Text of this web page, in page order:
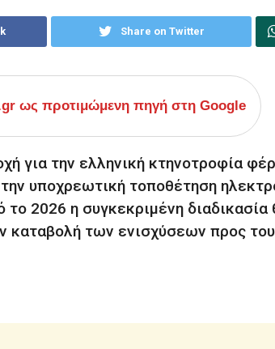
Share on Twitter
ως προτιμώμενη πηγή στη Google
για την ελληνική κτηνοτροφία
υποχρεωτική τοποθέτηση
2026 η συγκεκριμένη διαδικασία
καταβολή των ενισχύσεων προς